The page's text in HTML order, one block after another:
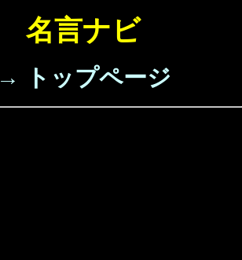
名言ナビ
→ トップページ